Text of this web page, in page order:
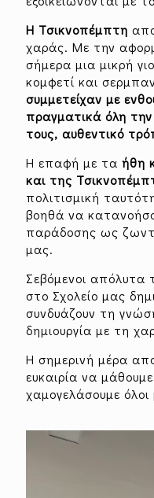
Η Τσικνοπέμπτη
χαράς. Με την
σήμερα μια μικρή
κομφετί και
συμμετείχαν με
πραγματικά όλη την
τους, αυθεντικό
Η επαφή με τα ήθη
και της
πολιτισμική
βοηθά να
παράδοσης ως
μας.
Σεβόμενοι απόλυτα
στο Σχολείο μας
συνδυάζουν τη
δημιουργία με τη
Η σημερινή μέρα
ευκαιρία να
χαμογελάσουμε